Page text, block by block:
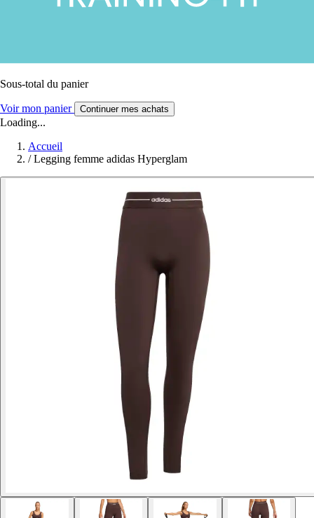
Sous-total du panier
Voir mon panier Continuer mes achats
Loading...
Accueil
/ Legging femme adidas Hyperglam